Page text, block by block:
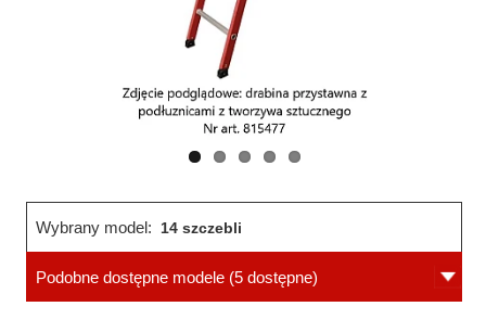
Wybrany model: 14 szczebli
Podobne dostępne modele (5 dostępne)